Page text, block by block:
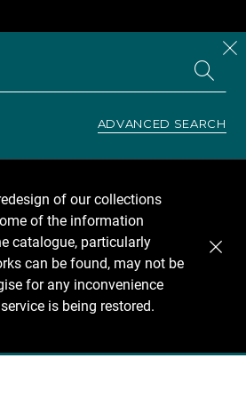
ADVANCED SEARCH
of our collections
of the information
catalogue, particularly
can be found, may not be
for any inconvenience
is being restored.